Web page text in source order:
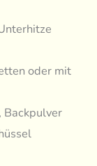
oder mit
Backpulver